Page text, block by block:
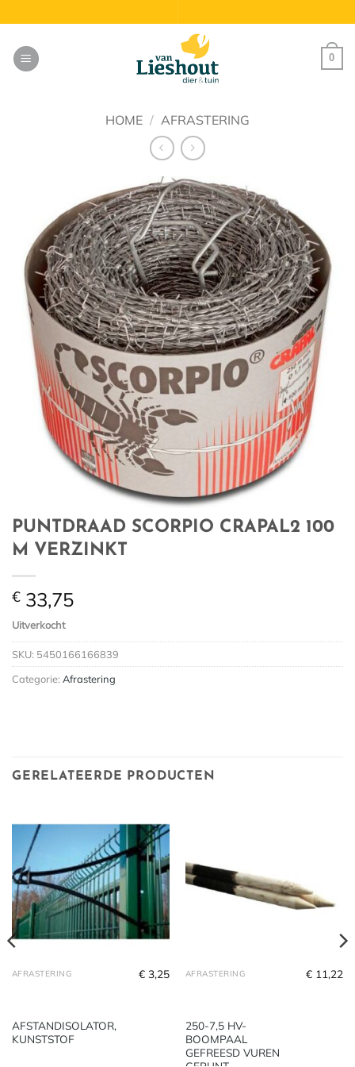
naar
inhoud
0
HOME / AFRASTERING
PUNTDRAAD SCORPIO CRAPAL2 100
M VERZINKT
€ 33,75
Uitverkocht
SKU: 5450166166839
Categorie: Afrastering
GERELATEERDE PRODUCTEN
AFRASTERING
AFSTANDISOLATOR,
KUNSTSTOF
€ 3,25 AFRASTERING
250-7,5 HV-
BOOMPAAL
GEFREESD VUREN
€ 11,22